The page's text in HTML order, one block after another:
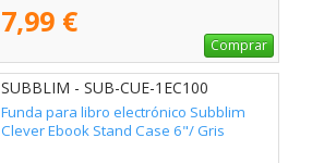
7,99 €
Comprar
SUBBLIM - SUB-CUE-1EC100
Funda para libro electrónico Subblim
Clever Ebook Stand Case 6"/ Gris